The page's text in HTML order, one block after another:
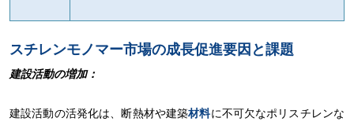
スチレンモノマー市場の成長促進要因と課題
建設活動の増加：
建設活動の活発化は、断熱材や建築材料に不可欠なポリスチレンな